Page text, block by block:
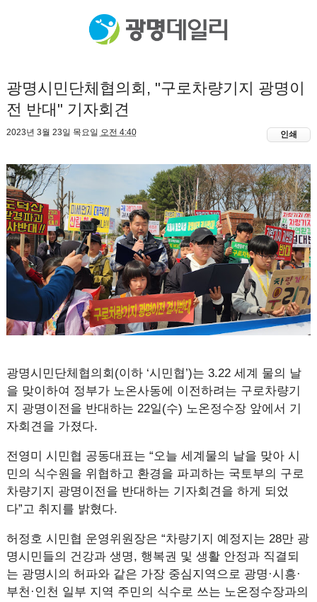
광명시민단체협의회, "구로차량기지 광명이
전 반대" 기자회견
2023년 3월 23일 목요일 오전 4:40 인쇄
광명시민단체협의회(이하 ‘시민협’)는 3.22 세계 물의 날
을 맞이하여 정부가 노온사동에 이전하려는 구로차량기
지 광명이전을 반대하는 22일(수) 노온정수장 앞에서 기
자회견을 가졌다.
전영미 시민협 공동대표는 “오늘 세계물의 날을 맞아 시
민의 식수원을 위협하고 환경을 파괴하는 국토부의 구로
차량기지 광명이전을 반대하는 기자회견을 하게 되었
다”고 취지를 밝혔다.
허정호 시민협 운영위원장은 “차량기지 예정지는 28만 광
명시민들의 건강과 생명, 행복권 및 생활 안정과 직결되
는 광명시의 허파와 같은 가장 중심지역으로 광명·시흥·
부천·인천 일부 지역 주민의 식수로 쓰는 노온정수장과의